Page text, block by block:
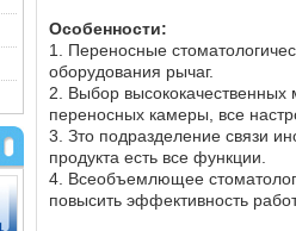
Особенности:
1. Переносные
оборудования рычаг.
2. Выбор
переносных камеры, все
3. Зто подразделение связи
продукта есть все функции.
4. Всеобъемлющее
повысить эффективность